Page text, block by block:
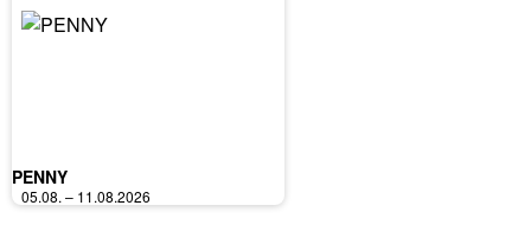
PENNY
05.08. – 11.08.2026